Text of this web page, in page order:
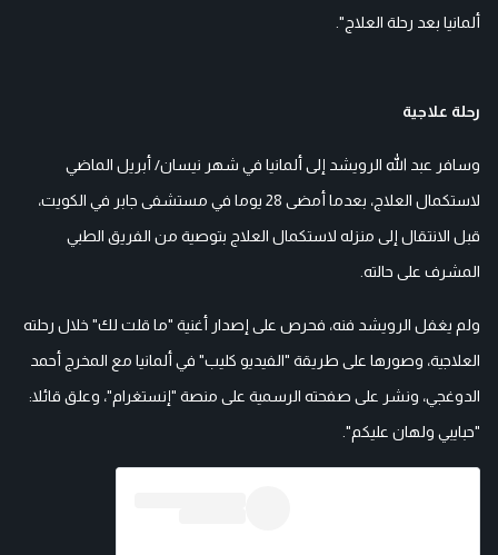
ألمانيا بعد رحلة العلاج".
رحلة علاجية
وسافر عبد الله الرويشد إلى ألمانيا في شهر نيسان/ أبريل الماضي
لاستكمال العلاج، بعدما أمضى 28 يوما في مستشفى جابر في الكويت،
قبل الانتقال إلى منزله لاستكمال العلاج بتوصية من الفريق الطبي
المشرف على حالته.
ولم يغفل الرويشد فنه، فحرص على إصدار أغنية "ما قلت لك" خلال رحلته
العلاجية، وصورها على طريقة "الفيديو كليب" في ألمانيا مع المخرج أحمد
الدوغجي، ونشر على صفحته الرسمية على منصة "إنستغرام"، وعلق قائلا:
"حبايبي ولهان عليكم".